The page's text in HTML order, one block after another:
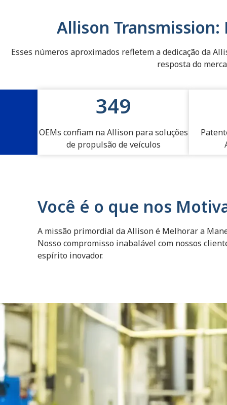
Linha no
Setor
Industrial.
Allison
Esses números aproximados refletem a dedicação da
resposta do
Estatísticas da Allison
350
OEMs confiam na Allison para soluções
de propulsão de veículos
Você é o que nos
A missão primordial da Allison é Melhorar a
Nosso compromisso inabalável com nossos
espírito inovador.